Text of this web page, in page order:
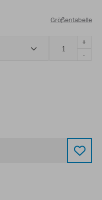
Größentabelle
+
-